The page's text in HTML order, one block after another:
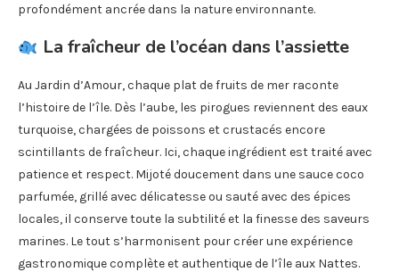
profondément ancrée dans la nature environnante.
La fraîcheur de l’océan dans l’assiette
Au Jardin d’Amour, chaque plat de fruits de mer raconte
l’histoire de l’île. Dès l’aube, les pirogues reviennent des eaux
turquoise, chargées de poissons et crustacés encore
scintillants de fraîcheur. Ici, chaque ingrédient est traité avec
patience et respect. Mijoté doucement dans une sauce coco
parfumée, grillé avec délicatesse ou sauté avec des épices
locales, il conserve toute la subtilité et la finesse des saveurs
marines. Le tout s’harmonisent pour créer une expérience
gastronomique complète et authentique de l’île aux Nattes.